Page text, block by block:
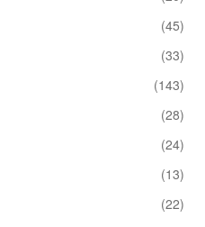
(45)
(33)
(143)
(28)
(24)
(13)
(22)